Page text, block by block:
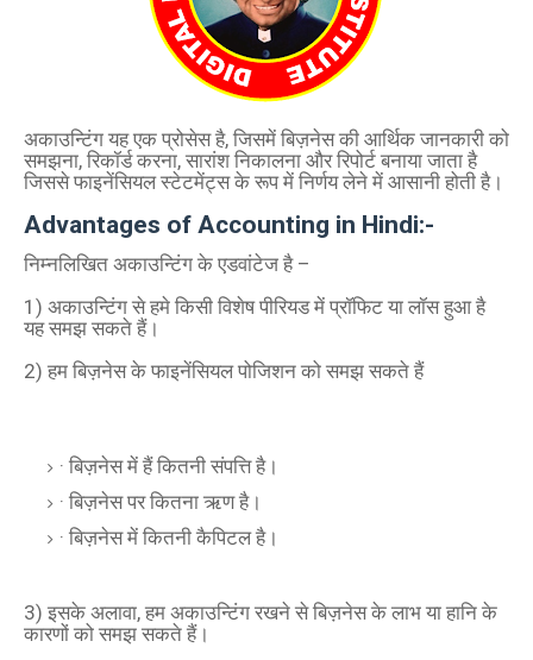
अकाउन्टिंग यह एक प्रोसेस है, जिसमें बिज़नेस की आर्थिक जानकारी को
समझना, रिकॉर्ड करना, सारांश निकालना और रिपोर्ट बनाया जाता है
जिससे फाइनेंसियल स्टेटमेंट्स के रूप में निर्णय लेने में आसानी होती है।
Advantages of Accounting in Hindi:-
निम्नलिखित अकाउन्टिंग के एडवांटेज है –
1) अकाउन्टिंग से हमे किसी विशेष पीरियड में प्रॉफिट या लॉस हुआ है
यह समझ सकते हैं।
2) हम बिज़नेस के फाइनेंसियल पोजिशन को समझ सकते हैं
· बिज़नेस में हैं कितनी संपत्ति है।
· बिज़नेस पर कितना ऋण है।
· बिज़नेस में कितनी कैपिटल है।
3) इसके अलावा, हम अकाउन्टिंग रखने से बिज़नेस के लाभ या हानि के
कारणों को समझ सकते हैं।